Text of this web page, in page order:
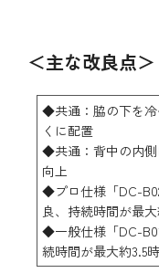
＜主な改良点＞
◆共通：脇の下を冷
くに配置
◆共通：背中の内側
向上
◆プロ仕様「DC-
良、持続時間が最
◆一般仕様「DC-
続時間が最大約3.5